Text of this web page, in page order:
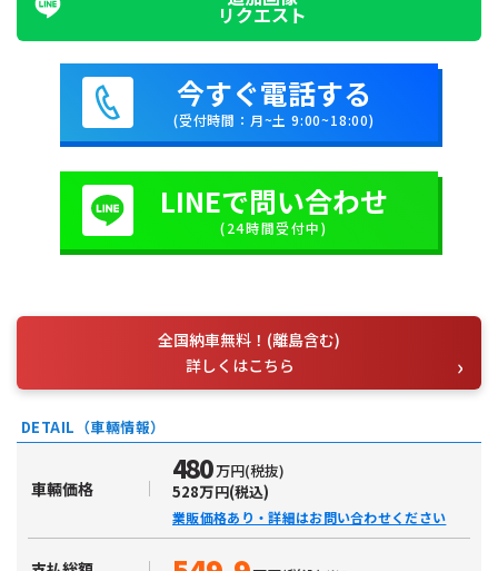
リクエスト
今すぐ電話する
(受付時間：月~土 9:00~18:00)
LINEで問い合わせ
(24時間受付中)
全国納車無料！(離島含む)
詳しくはこちら
DETAIL（車輛情報）
車輛価格
480万円(税抜)
528万円(税込)
業販価格あり・詳細はお問い合わせください